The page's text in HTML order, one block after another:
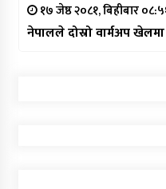
१७ जेष्ठ २०८१, बिहीबार
नेपालले दोस्रो वार्मअप